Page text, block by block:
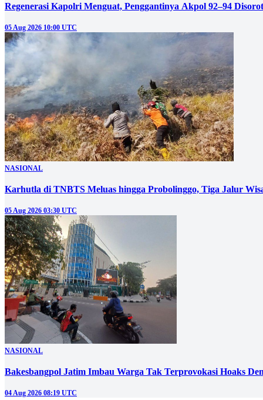
Regenerasi Kapolri Menguat, Penggantinya Akpol 92–94 Disorot
05 Aug 2026 10:00 UTC
NASIONAL
05 Aug 2026 03:30 UTC
NASIONAL
Bakesbangpol Jatim Imbau Warga Tak Terprovokasi Hoaks
04 Aug 2026 08:19 UTC